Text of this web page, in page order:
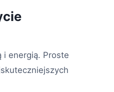
i energią. Proste